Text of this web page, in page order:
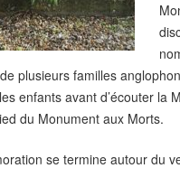
plusieurs familles
enfants avant d’écouter la
du Monument aux Morts.
se termine autour du